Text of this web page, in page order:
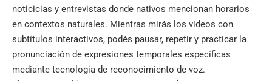
noticicias y entrevistas donde nativos mencionan horarios
en contextos naturales. Mientras mirás los videos con
subtítulos interactivos, podés pausar, repetir y practicar la
pronunciación de expresiones temporales específicas
mediante tecnología de reconocimiento de voz.